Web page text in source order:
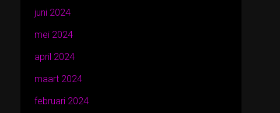
juni 2024
mei 2024
april 2024
maart 2024
februari 2024